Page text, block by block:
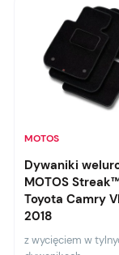
MOTOS
Dywaniki
MOTOS
Toyota Camry
2018
z wycięciem w